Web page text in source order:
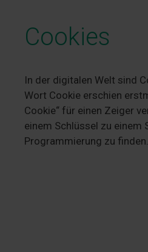
Cookies
In der digitalen Welt sind
Wort Cookie erschien
Cookie“ für einen Zeiger
einem Schlüssel zu einem
Programmierung zu